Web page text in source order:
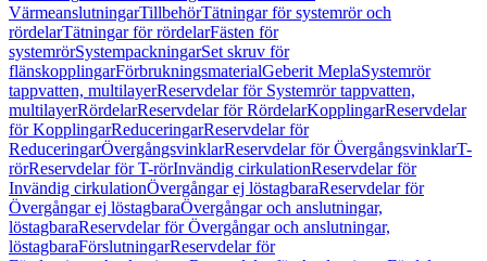
VärmeanslutningarTillbehörTätningar för systemrör och
rördelarTätningar för rördelarFästen för
systemrörSystempackningarSet skruv för
flänskopplingarFörbrukningsmaterialGeberit MeplaSystemrör
tappvatten, multilayerReservdelar för Systemrör tappvatten,
multilayerRördelarReservdelar för RördelarKopplingarReservdelar
för KopplingarReduceringarReservdelar för
ReduceringarÖvergångsvinklarReservdelar för ÖvergångsvinklarT-
rörReservdelar för T-rörInvändig cirkulationReservdelar för
Invändig cirkulationÖvergångar ej löstagbaraReservdelar för
Övergångar ej löstagbaraÖvergångar och anslutningar,
löstagbaraReservdelar för Övergångar och anslutningar,
löstagbaraFörslutningarReservdelar för